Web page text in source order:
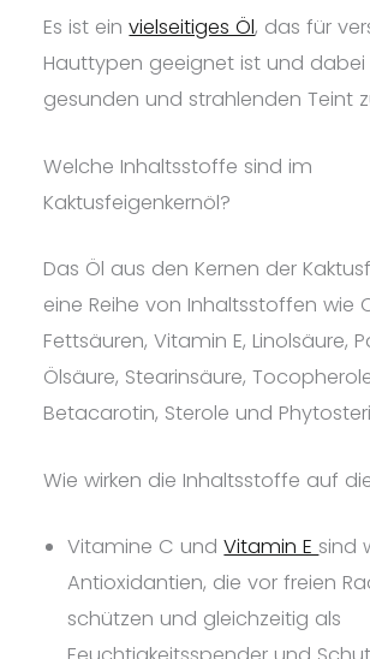
Es ist einvielseitiges Öl, das für
Hauttypen geeignet ist und dabei
gesunden und strahlenden Teint
Welche Inhaltsstoffe sind im
Kaktusfeigenkernöl?
Das Öl aus den Kernen der
eine Reihe von Inhaltsstoffen wie
Fettsäuren, Vitamin E, Linolsäure,
Ölsäure, Stearinsäure,
Betacarotin, Sterole und
Wie wirken die Inhaltsstoffe auf
Vitamine C undVitamin E sind
Antioxidantien, die vor freien
schützen und gleichzeitig als